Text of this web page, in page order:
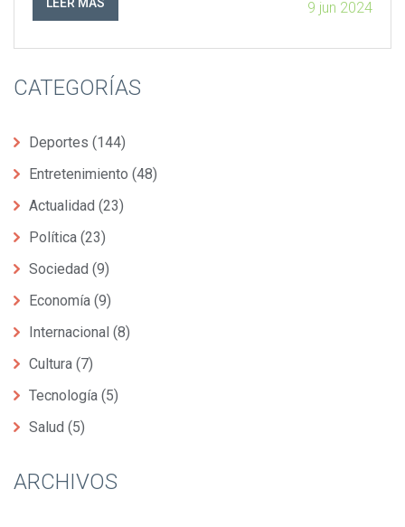
9 jun 2024
CATEGORÍAS
Deportes (144)
Entretenimiento (48)
Actualidad (23)
Política (23)
Sociedad (9)
Economía (9)
Internacional (8)
Cultura (7)
Tecnología (5)
Salud (5)
ARCHIVOS